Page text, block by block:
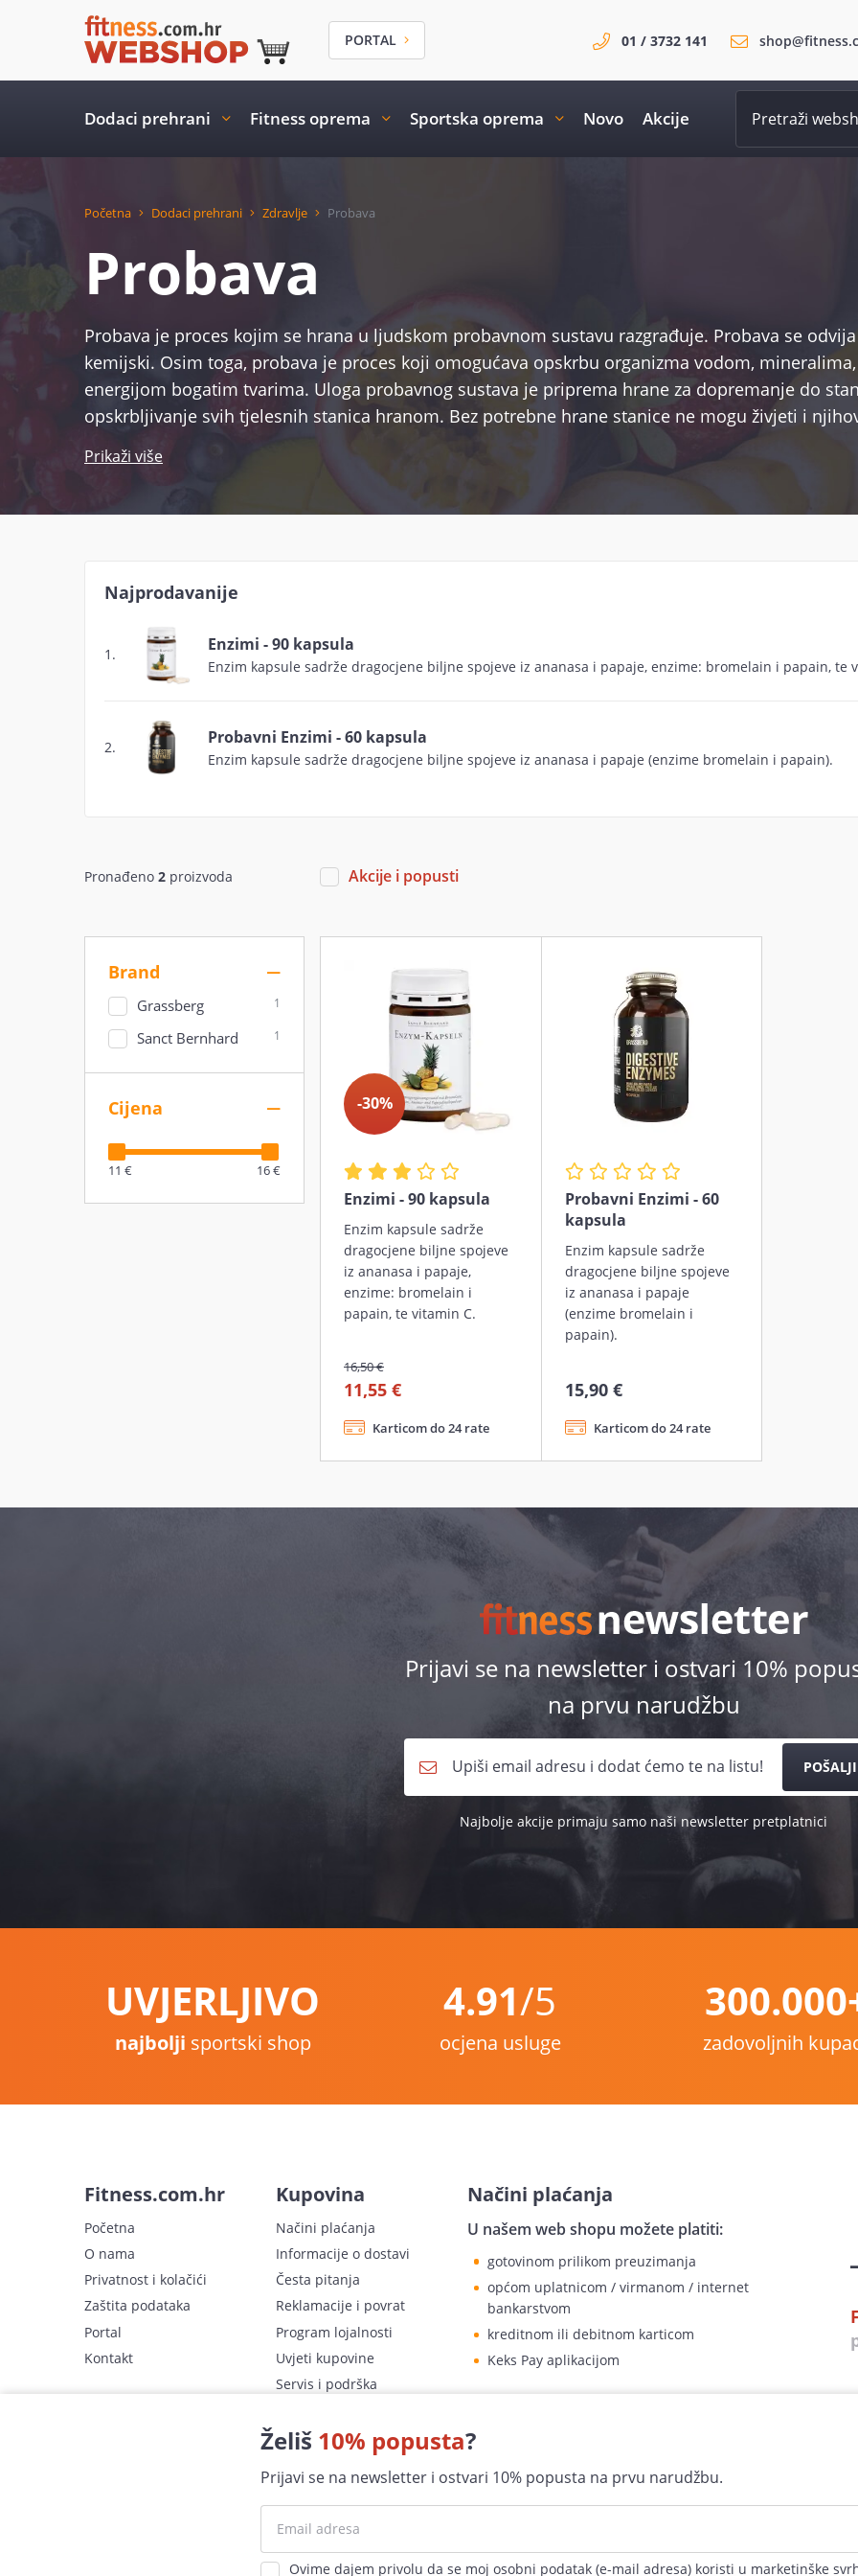
PORTAL 01 / 3732 141
Dodaci prehrani Fitness oprema Sportska oprema Novo Akcije
Početna Dodaci prehrani Zdravlje Probava
Probava
Probava je proces kojim se hrana u ljudskom probavnom sustavu razgrađuje. Probava se
kemijski. Osim toga, probava je proces koji omogućava opskrbu organizma vodom,
energijom bogatim tvarima. Uloga probavnog sustava je priprema hrane za dopremanje do
opskrbljivanje svih tjelesnih stanica hranom. Bez potrebne hrane stanice ne mogu živjeti i
ugrožen. Stoga, jasno je kolika je važnost pravilnog funkcioniranja probavnog sustava o kojem
ljudski život.
Problemi s probavom su vrlo česti i gotovo da nema osobe koja nekad nije imala neke
rad.
Ako probava ne funkcionira kako treba, to se može odraziti na cijelo tijelo i ukupno zdravlje
stoga, u našoj ponudi odaberite dodatke prehrani koji će popraviti vašu probavu i pozitivno
Posavjetujte se s nutricionistom i pratite upute na pakiranju kako biste odabrali pravi dodatak
Prikaži više
Najprodavanije
1. Enzimi - 90 kapsula
Enzim kapsule sadrže dragocjene biljne spojeve iz ananasa i papaje, enzime: bromelain i papain, te
2. Probavni Enzimi - 60 kapsula
Enzim kapsule sadrže dragocjene biljne spojeve iz ananasa i papaje (enzime bromelain i papain).
Pronađeno 2 proizvoda Akcije i popusti
Brand
Grassberg 1
Sanct Bernhard 1
Cijena
11 € 16 €
-30%
Enzimi - 90 kapsula
Enzim kapsule sadrže
dragocjene biljne spojeve
iz ananasa i papaje,
enzime: bromelain i
papain, te vitamin C.
16,50 €
11,55 €
Karticom do 24 rate
Probavni Enzimi - 60
kapsula
Enzim kapsule sadrže
dragocjene biljne spojeve
iz ananasa i papaje
(enzime bromelain i
papain).
15,90 €
Karticom do 24 rate
Želiš 10% popusta?
Prijavi se na newsletter i ostvari 10% popusta na prvu narudžbu.
Ovime dajem privolu da se moj osobni podatak (e-mail adresa) koristi u marketinške
Prijavi se na newsletter i ostvari 10%
na prvu narudžbu
POŠALJI
Najbolje akcije primaju samo naši newsletter pretplatnici
UVJERLJIVO
najbolji sportski shop
4.91/5
ocjena usluge zadovoljnih
Fitness.com.hr
Početna
O nama
Privatnost i kolačići
Zaštita podataka
Portal
Kontakt
Kupovina
Načini plaćanja
Informacije o dostavi
Česta pitanja
Reklamacije i povrat
Program lojalnosti
Uvjeti kupovine
Servis i podrška
u Zagrebu
Načini plaćanja
U našem web shopu možete platiti:
gotovinom prilikom preuzimanja
općom uplatnicom / virmanom / internet
bankarstvom
kreditnom ili debitnom karticom
Keks Pay aplikacijom
100% jamčimo za sigurnost
Sva prava pridržana
© fitness.com.hr 2006-2026.